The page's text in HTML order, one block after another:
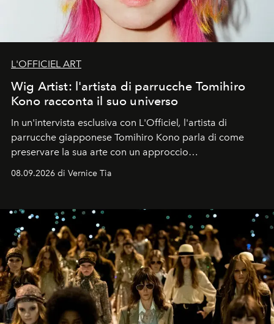
L'OFFICIEL ART
Wig Artist: l'artista di parrucche Tomihiro
Kono racconta il suo universo
In un'intervista esclusiva con L'Officiel, l'artista di
parrucche giapponese Tomihiro Kono parla di come
preservare la sua arte con un approccio
08.09.2026 di Vernice Tia